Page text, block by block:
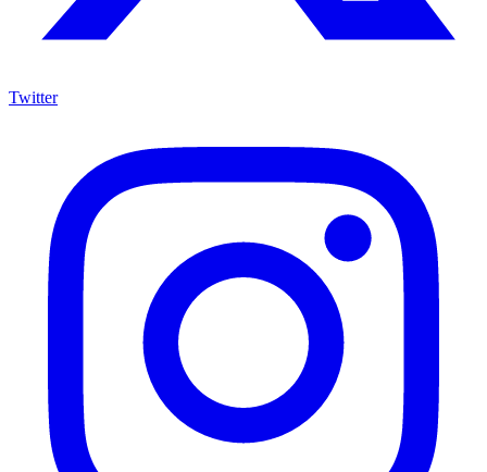
Twitter